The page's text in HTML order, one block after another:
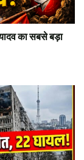
का सबसे बड़ा